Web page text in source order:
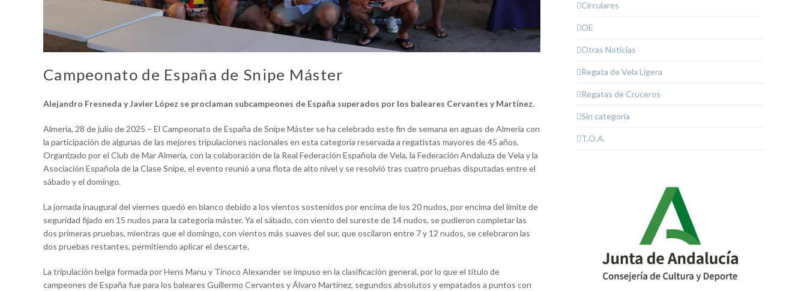
Campeonato de España de Snipe Máster
Alejandro Fresneda y Javier López se proclaman subcampeones de España superados por los baleares Cervantes y Martínez.
Almería, 28 de julio de 2025 – El Campeonato de España de Snipe Máster se ha celebrado este fin de semana en aguas de Almería con
la participación de algunas de las mejores tripulaciones nacionales en esta categoría reservada a regatistas mayores de 45 años.
Organizado por el Club de Mar Almería, con la colaboración de la Real Federación Española de Vela, la Federación Andaluza de Vela y la
Asociación Española de la Clase Snipe, el evento reunió a una flota de alto nivel y se resolvió tras cuatro pruebas disputadas entre el
sábado y el domingo.
La jornada inaugural del viernes quedó en blanco debido a los vientos sostenidos por encima de los 20 nudos, por encima del límite de
seguridad fijado en 15 nudos para la categoría máster. Ya el sábado, con viento del sureste de 14 nudos, se pudieron completar las
dos primeras pruebas, mientras que el domingo, con vientos más suaves del sur, que oscilaron entre 7 y 12 nudos, se celebraron las
dos pruebas restantes, permitiendo aplicar el descarte.
La tripulación belga formada por Hens Manu y Tinoco Alexander se impuso en la clasificación general, por lo que el título de
campeones de España fue para los baleares Guillermo Cervantes y Álvaro Martínez, segundos absolutos y empatados a puntos con
Circulares
OE
Otras Noticias
Regata de Vela Ligera
Regatas de Cruceros
Sin categoría
T.O.A.